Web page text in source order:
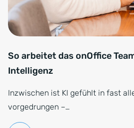
So arbeitet das onOffice
Intelligenz
Inzwischen ist KI gefühlt in fast
vorgedrungen –…